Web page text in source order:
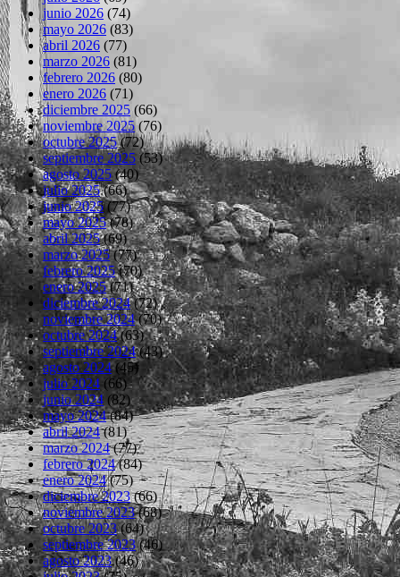
junio 2026 (74)
mayo 2026 (83)
abril 2026 (77)
marzo 2026 (81)
febrero 2026 (80)
enero 2026 (71)
diciembre 2025(66)
noviembre 2025(76)
octubre 2025(72)
septiembre 2025(53)
agosto 2025(40)
julio 2025(66)
junio 2025(77)
mayo 2025(78)
abril 2025(69)
marzo 2025(77)
febrero 2025(70)
enero 2025(71)
diciembre 2024(72)
noviembre 2024(70)
octubre 2024(63)
septiembre 2024(43)
agosto 2024(45)
julio 2024 (66)
junio 2024 (82)
mayo 2024(84)
abril 2024(81)
marzo 2024(77)
febrero 2024(84)
enero 2024(75)
diciembre 2023(66)
noviembre 2023(68)
octubre 2023(64)
septiembre 2023(46)
agosto 2023(46)